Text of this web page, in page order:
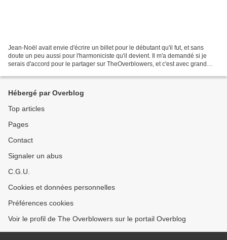
Jean-Noël avait envie d'écrire un billet pour le débutant qu'il fut, et sans
doute un peu aussi pour l'harmoniciste qu'il devient. Il m'a demandé si je
serais d'accord pour le partager sur TheOverblowers, et c'est avec grand
Hébergé par Overblog
Top articles
Pages
Contact
Signaler un abus
C.G.U.
Cookies et données personnelles
Préférences cookies
Voir le profil de The Overblowers sur le portail Overblog